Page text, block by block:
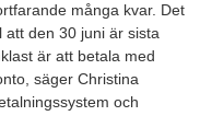
många kvar. Det
den 30 juni är sista
är att betala med
säger Christina
och